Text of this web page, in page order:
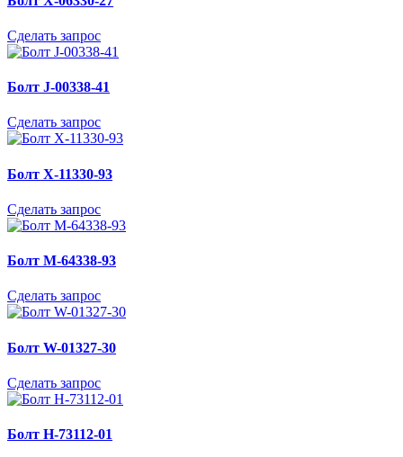
Сделать запрос
Болт J-00338-41
Сделать запрос
Болт X-11330-93
Сделать запрос
Болт M-64338-93
Сделать запрос
Болт W-01327-30
Сделать запрос
Болт H-73112-01